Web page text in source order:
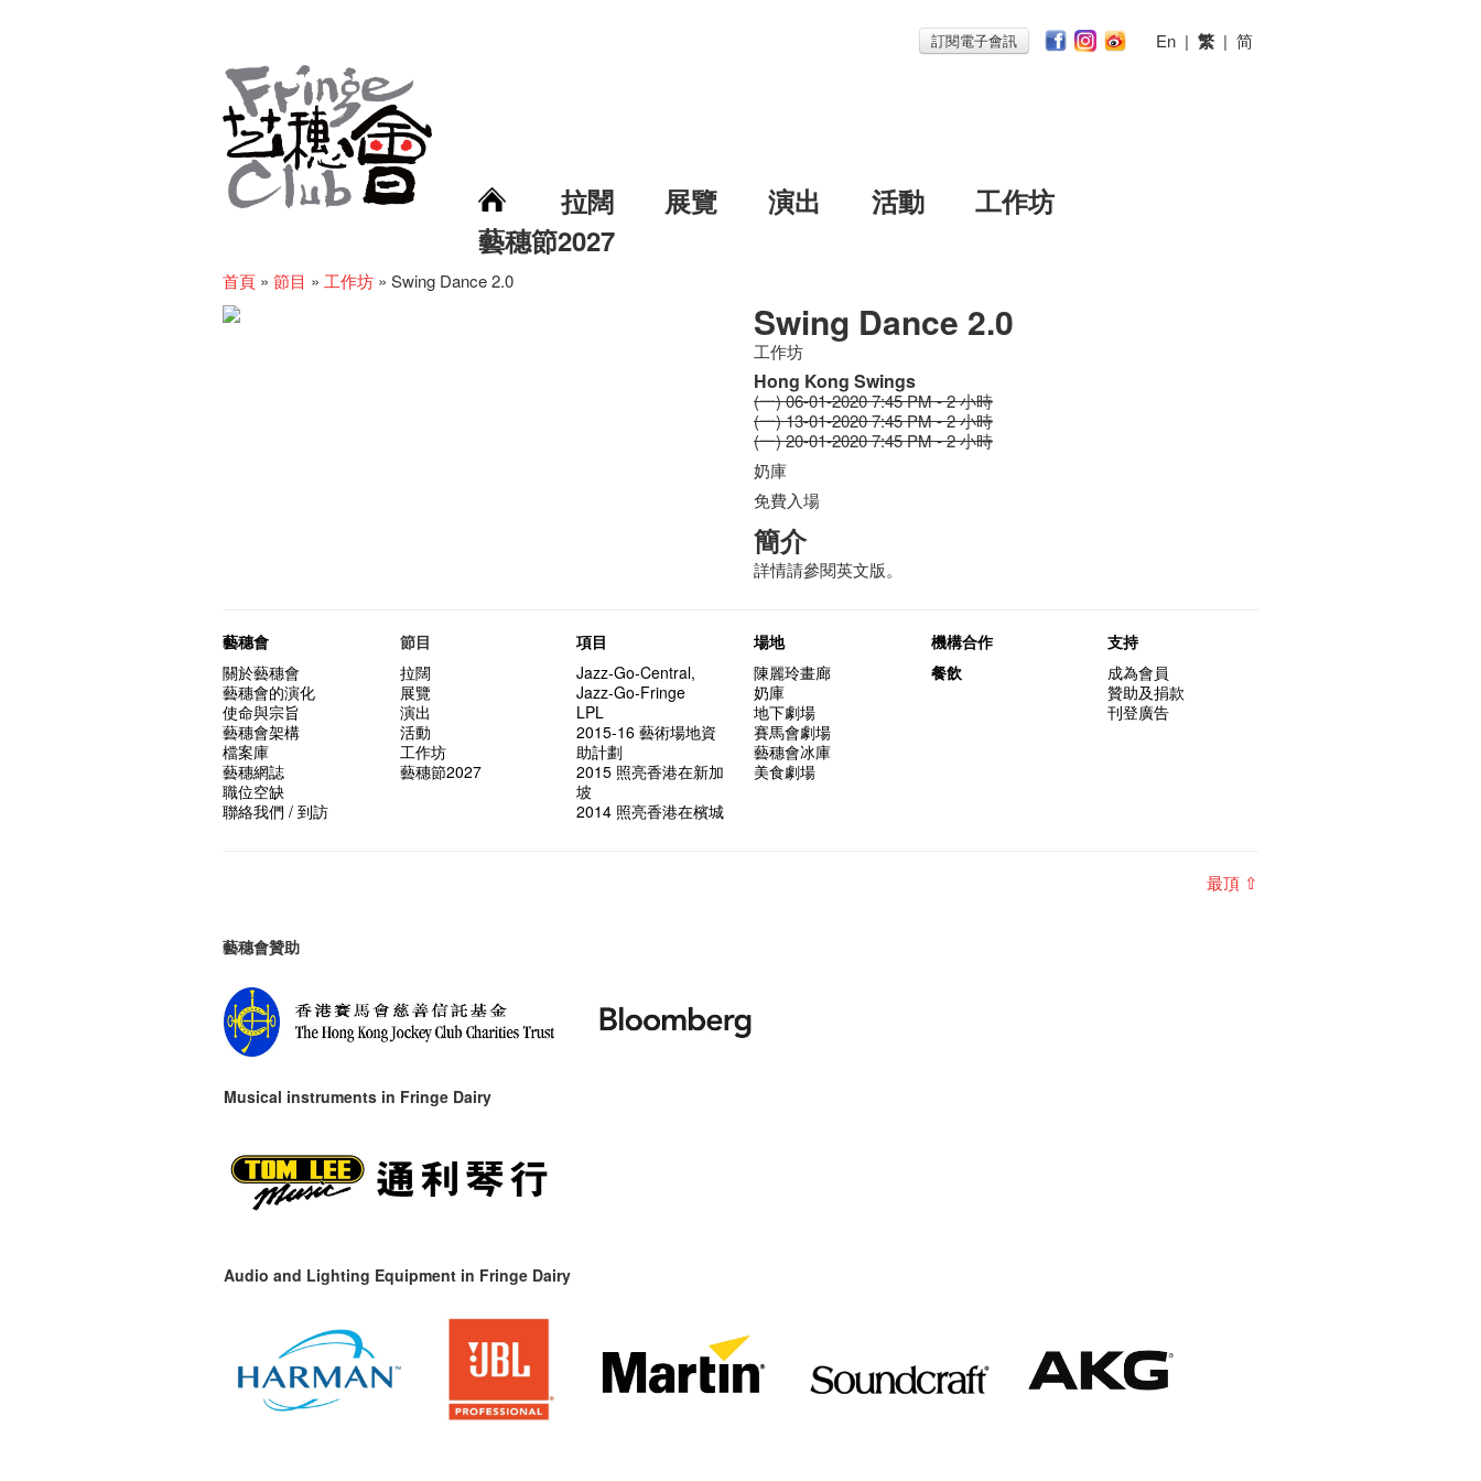
訂閱電子會訊 En | 繁 | 简
拉闊 展覽 演出 活動
工作坊
藝穗節2027
首頁 » 節目 » 工作坊 » Swing Dance 2.0
Swing Dance 2.0
工作坊
Hong Kong Swings
(一) 06-01-2020 7:45 PM - 2 小時
(一) 13-01-2020 7:45 PM - 2 小時
(一) 20-01-2020 7:45 PM - 2 小時
奶庫
免費入場
簡介
詳情請參閱英文版。
藝穗會
關於藝穗會
藝穗會的演化
使命與宗旨
藝穗會架構
檔案庫
藝穗網誌
職位空缺
聯絡我們 / 到訪
節目
拉闊
展覽
演出
活動
工作坊
藝穗節2027
項目
Jazz-Go-Central,
Jazz-Go-Fringe
LPL
2015-16 藝術場地資
助計劃
2015 照亮香港在新加
坡
2014 照亮香港在檳城
場地
陳麗玲畫廊
奶庫
地下劇場
賽馬會劇場
藝穗會冰庫
美食劇場
機構合作
餐飲
支持
成為會員
贊助及捐款
刊登廣告
最頂 ⇧
藝穗會贊助
Musical instruments in Fringe Dairy
Audio and Lighting Equipment in Fringe Dairy